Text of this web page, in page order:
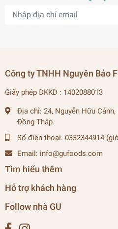
Công ty TNHH Nguyên Bảo
Giấy phép ĐKKD : 1402088013
Địa chỉ: 24, Nguyễn Hữu
Đồng Tháp.
Số điện thoại: 0332344914
Email: info@gufoods.com
Tìm hiểu thêm
Hỗ trợ khách hàng
Follow nhà GU